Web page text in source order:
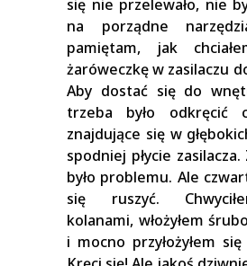
się nie przelewało, nie
na porządne
pamiętam, jak
żaróweczkę w zasilaczu
Aby dostać się do
trzeba było odkręcić
znajdujące się w
spodniej płycie
było problemu. Ale
się ruszyć.
kolanami, włożyłem
i mocno przyłożyłem